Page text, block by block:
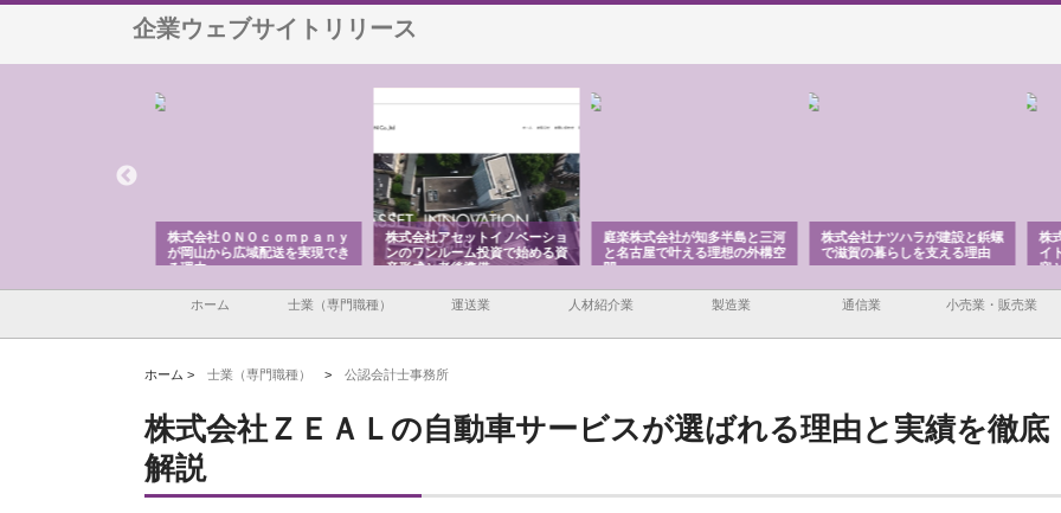
企業ウェブサイトリリース
株式会社ＯＮＯｃｏｍｐａｎｙ
が岡山から広域配送を実現でき
る理由
株式会社アセットイノベーショ
ンのワンルーム投資で始める資
産形成と老後準備
庭楽株式会社が知多半島と三河
と名古屋で叶える理想の外構空
間
株式会社ナツハラが建設と鋲螺
で滋賀の暮らしを支える理由
株
イ
容
ホーム 士業（専門職種） 運送業 人材紹介業 製造業 通信業 小売業・販売業
ホーム > 士業（専門職種） > 公認会計士事務所
株式会社ＺＥＡＬの自動車サービスが選ばれる理由と実績を徹底
解説